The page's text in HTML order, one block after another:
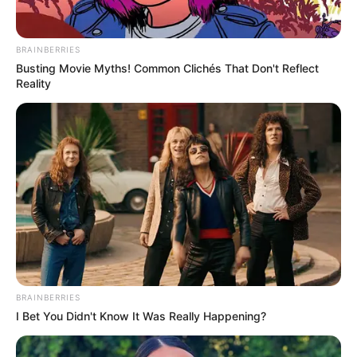
BRAINBERRIES
Busting Movie Myths! Common Clichés That Don't Reflect
Reality
BRAINBERRIES
I Bet You Didn't Know It Was Really Happening?